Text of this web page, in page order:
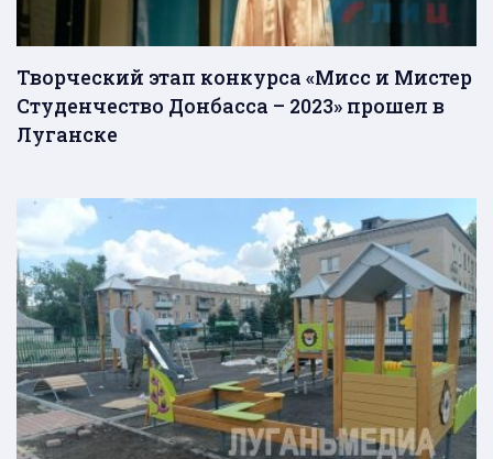
Творческий этап конкурса «Мисс и Мистер
Студенчество Донбасса – 2023» прошел в
Луганске